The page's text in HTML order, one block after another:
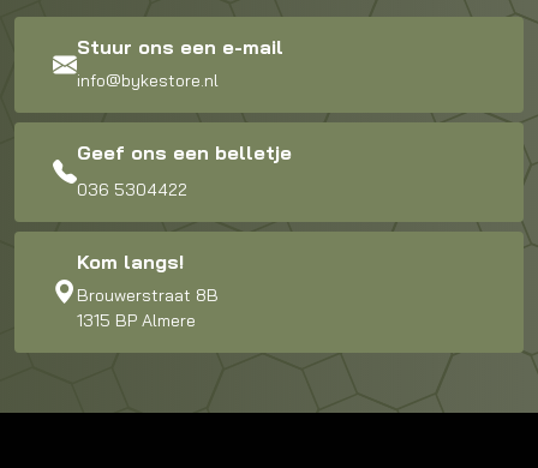
Stuur ons een e-mail
info@bykestore.nl
Geef ons een belletje
036 5304422
Kom langs!
Brouwerstraat 8B
1315 BP Almere